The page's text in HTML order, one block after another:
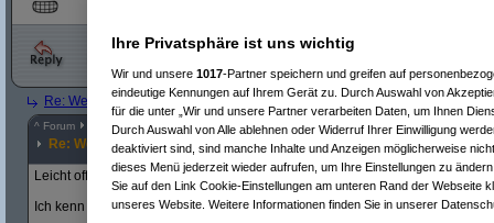
Re: Welche Waschmaschine kaufen? (Picard782000am 21.09.2024,
^ Forum Haushalt #8189170
Re: Welche Waschmaschine kaufen?
Leicht off topic: Aber wieso schauen WaMas heutzutage oft so scheisse aus?
Ich kenn die als wortwoertliche "Weissware" - zuletzt haeuft sich aber o.g...
Ihre Privatsphäre ist uns wichtig
Wir und unsere 1017-Partner speichern und greifen auf
eindeutige Kennungen auf Ihrem Gerät zu. Durch Auswahl von
für die unter „Wir und unsere Partner verarbeiten Daten, um Ihnen
Durch Auswahl von Alle ablehnen oder Widerruf Ihrer Einwilligung
deaktiviert sind, sind manche Inhalte und Anzeigen möglicherweise
dieses Menü jederzeit wieder aufrufen, um Ihre Einstellungen zu
Sie auf den Link Cookie-Einstellungen am unteren Rand der Webseite
unseres Website. Weitere Informationen finden Sie in unserer